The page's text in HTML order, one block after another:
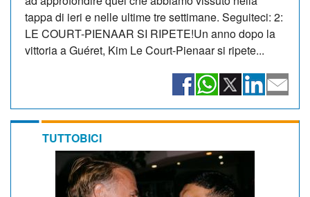
tappa di ieri e nelle ultime tre settimane. Seguiteci: 2:
LE COURT-PIENAAR SI RIPETE!Un anno dopo la
vittoria a Guéret, Kim Le Court-Pienaar si ripete...
TUTTOBICI